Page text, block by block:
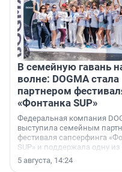
В семейную гавань
волне: DOGMA стала
партнером
«Фонтанка SUP»
Федеральная компания
выступила семейным
фестиваля сапсерфинга
SUP» и поддержала одну
ярких и романтичных
«SUP-свадьба».
5 августа, 14:24